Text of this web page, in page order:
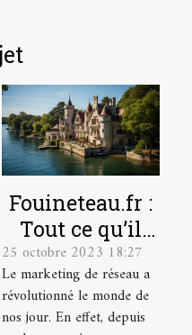
Fouineteau.fr :
Tout ce qu’il
faut savoir sur
ce site
25 octobre 2023 18:27
Le marketing de réseau a
révolutionné le monde de
nos jour. En effet, depuis